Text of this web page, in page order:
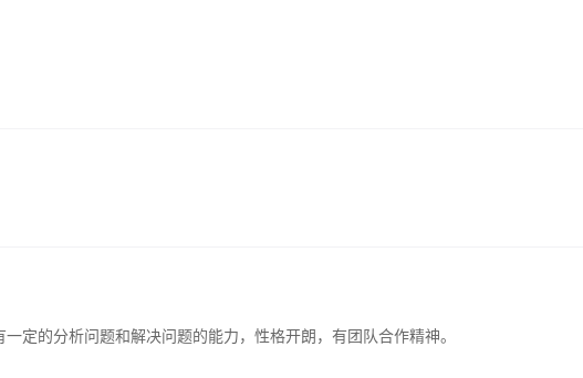
定的分析问题和解决问题的能力，性格开朗，有团队合作精神。